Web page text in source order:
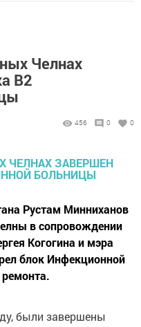
Челнах
В2
456 0 0
Рустам Минниханов
в сопровождении
Когогина и мэра
блок Инфекционной
были завершены